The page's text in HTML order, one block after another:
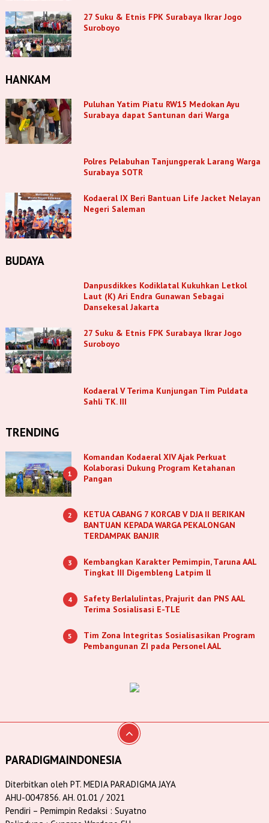
27 Suku & Etnis FPK Surabaya Ikrar Jogo
Suroboyo
HANKAM
Puluhan Yatim Piatu RW15 Medokan Ayu
Surabaya dapat Santunan dari Warga
Polres Pelabuhan Tanjungperak Larang Warga
Surabaya SOTR
Kodaeral IX Beri Bantuan Life Jacket Nelayan
Negeri Saleman
BUDAYA
Danpusdikkes Kodiklatal Kukuhkan Letkol
Laut (K) Ari Endra Gunawan Sebagai
Dansekesal Jakarta
27 Suku & Etnis FPK Surabaya Ikrar Jogo
Suroboyo
Kodaeral V Terima Kunjungan Tim Puldata
Sahli TK. III
TRENDING
1
Komandan Kodaeral XIV Ajak Perkuat
Kolaborasi Dukung Program Ketahanan
Pangan
2
KETUA CABANG 7 KORCAB V DJA II BERIKAN
BANTUAN KEPADA WARGA PEKALONGAN
TERDAMPAK BANJIR
3
Kembangkan Karakter Pemimpin, Taruna AAL
Tingkat III Digembleng Latpim ll
4
Safety Berlalulintas, Prajurit dan PNS AAL
Terima Sosialisasi E-TLE
5
Tim Zona Integritas Sosialisasikan Program
Pembangunan ZI pada Personel AAL
PARADIGMAINDONESIA
Diterbitkan oleh PT. MEDIA PARADIGMA JAYA
AHU-0047856. AH. 01.01 / 2021
Pendiri – Pemimpin Redaksi : Suyatno